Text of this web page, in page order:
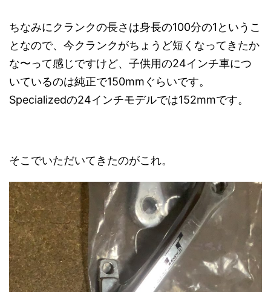
ちなみにクランクの長さは身長の100分の1というこ
となので、今クランクがちょうど短くなってきたか
な〜って感じですけど、子供用の24インチ車につ
いているのは純正で150mmぐらいです。
Specializedの24インチモデルでは152mmです。
そこでいただいてきたのがこれ。